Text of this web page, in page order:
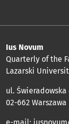
Ius Novum
Quarterly of the
Lazarski
ul. Świeradowska
02-662 Warszawa